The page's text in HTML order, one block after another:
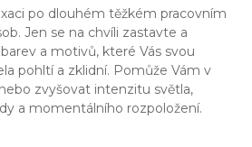
po dlouhém těžkém pracovním
Jen se na chvíli zastavte a
a motivů, které Vás svou
pohltí a zklidní. Pomůže Vám v
zvyšovat intenzitu světla,
a momentálního rozpoložení.